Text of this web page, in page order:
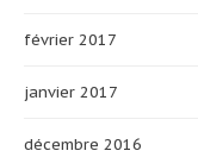
février 2017
janvier 2017
décembre 2016